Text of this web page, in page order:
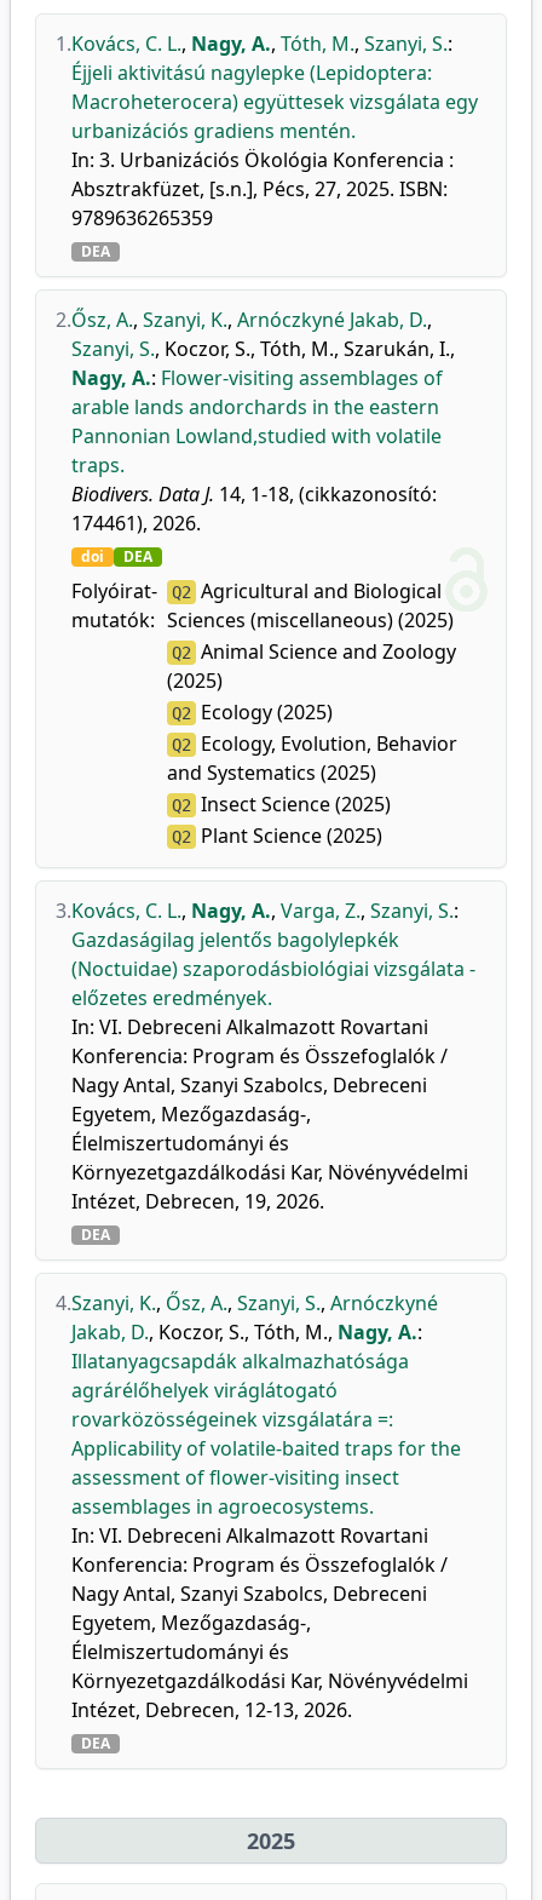
1.Kovács, C. L., Nagy, A., Tóth, M., Szanyi, S.:
Éjjeli aktivitású nagylepke (Lepidoptera:
Macroheterocera) együttesek vizsgálata egy
urbanizációs gradiens mentén.
In: 3. Urbanizációs Ökológia Konferencia :
Absztrakfüzet, [s.n.], Pécs, 27, 2025. ISBN:
9789636265359
DEA
2.Ősz, A., Szanyi, K., Arnóczkyné Jakab, D.,
Szanyi, S., Koczor, S., Tóth, M., Szarukán, I.,
Nagy, A.: Flower-visiting assemblages of
arable lands andorchards in the eastern
Pannonian Lowland,studied with volatile
traps.
Biodivers. Data J. 14, 1-18, (cikkazonosító:
174461), 2026.
doi DEA
Folyóirat-
mutatók:
Q2 Agricultural and Biological
Sciences (miscellaneous) (2025)
Q2 Animal Science and Zoology
(2025)
Q2 Ecology (2025)
Q2 Ecology, Evolution, Behavior
and Systematics (2025)
Q2 Insect Science (2025)
Q2 Plant Science (2025)
3.Kovács, C. L., Nagy, A., Varga, Z., Szanyi, S.:
Gazdaságilag jelentős bagolylepkék
(Noctuidae) szaporodásbiológiai vizsgálata -
előzetes eredmények.
In: VI. Debreceni Alkalmazott Rovartani
Konferencia: Program és Összefoglalók /
Nagy Antal, Szanyi Szabolcs, Debreceni
Egyetem, Mezőgazdaság-,
Élelmiszertudományi és
Környezetgazdálkodási Kar, Növényvédelmi
Intézet, Debrecen, 19, 2026.
DEA
4.Szanyi, K., Ősz, A., Szanyi, S., Arnóczkyné
Jakab, D., Koczor, S., Tóth, M., Nagy, A.:
Illatanyagcsapdák alkalmazhatósága
agrárélőhelyek viráglátogató
rovarközösségeinek vizsgálatára =:
Applicability of volatile-baited traps for the
assessment of flower-visiting insect
assemblages in agroecosystems.
In: VI. Debreceni Alkalmazott Rovartani
Konferencia: Program és Összefoglalók /
Nagy Antal, Szanyi Szabolcs, Debreceni
Egyetem, Mezőgazdaság-,
Élelmiszertudományi és
Környezetgazdálkodási Kar, Növényvédelmi
Intézet, Debrecen, 12-13, 2026.
DEA
2025